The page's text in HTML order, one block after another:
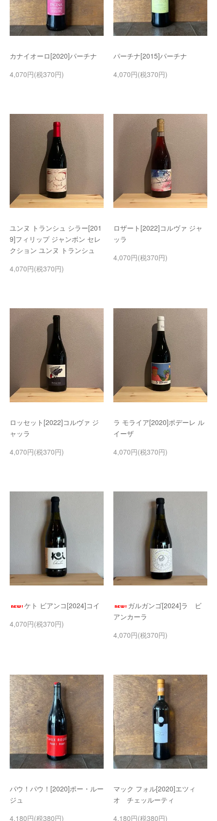
カナイオーロ[2020]パーチナ
4,070円(税370円)
パーチナ[2015]パーチナ
4,070円(税370円)
ユンヌ トランシュ シラー[201
9]フィリップ ジャンボン セレ
クション ユンヌ トランシュ
4,070円(税370円)
ロザート[2022]コルヴァ ジャ
ッラ
4,070円(税370円)
ロッセット[2022]コルヴァ ジ
ャッラ
4,070円(税370円)
ラ モライア[2020]ポデーレ ル
イーザ
4,070円(税370円)
ケト ビアンコ[2024]コイ
4,070円(税370円)
ガルガンゴ[2024]ラ ビ
アンカーラ
4,070円(税370円)
パウ！パウ！[2020]ポー・ルー
ジュ
4,180円(税380円)
マック フォル[2020]エツィ
オ チェッルーティ
4,180円(税380円)